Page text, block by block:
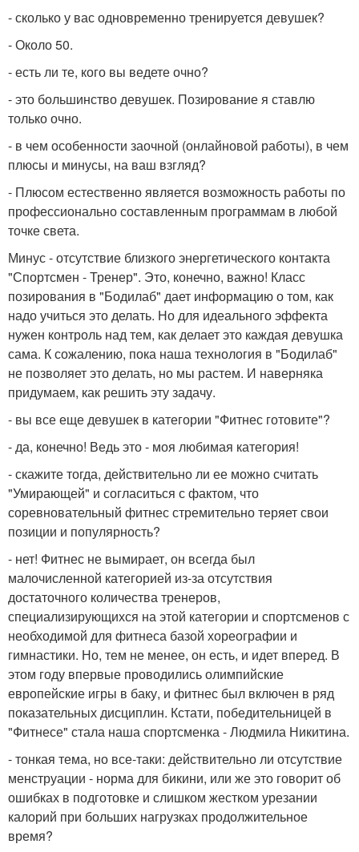
- сколько у вас одновременно тренируется девушек?
- Около 50.
- есть ли те, кого вы ведете очно?
- это большинство девушек. Позирование я ставлю
только очно.
- в чем особенности заочной (онлайновой работы), в чем
плюсы и минусы, на ваш взгляд?
- Плюсом естественно является возможность работы по
профессионально составленным программам в любой
точке света.
Минус - отсутствие близкого энергетического контакта
"Спортсмен - Тренер". Это, конечно, важно! Класс
позирования в "Бодилаб" дает информацию о том, как
надо учиться это делать. Но для идеального эффекта
нужен контроль над тем, как делает это каждая девушка
сама. К сожалению, пока наша технология в "Бодилаб"
не позволяет это делать, но мы растем. И наверняка
придумаем, как решить эту задачу.
- вы все еще девушек в категории "Фитнес готовите"?
- да, конечно! Ведь это - моя любимая категория!
- скажите тогда, действительно ли ее можно считать
"Умирающей" и согласиться с фактом, что
соревновательный фитнес стремительно теряет свои
позиции и популярность?
- нет! Фитнес не вымирает, он всегда был
малочисленной категорией из-за отсутствия
достаточного количества тренеров,
специализирующихся на этой категории и спортсменов с
необходимой для фитнеса базой хореографии и
гимнастики. Но, тем не менее, он есть, и идет вперед. В
этом году впервые проводились олимпийские
европейские игры в баку, и фитнес был включен в ряд
показательных дисциплин. Кстати, победительницей в
"Фитнесе" стала наша спортсменка - Людмила Никитина.
- тонкая тема, но все-таки: действительно ли отсутствие
менструации - норма для бикини, или же это говорит об
ошибках в подготовке и слишком жестком урезании
калорий при больших нагрузках продолжительное
время?